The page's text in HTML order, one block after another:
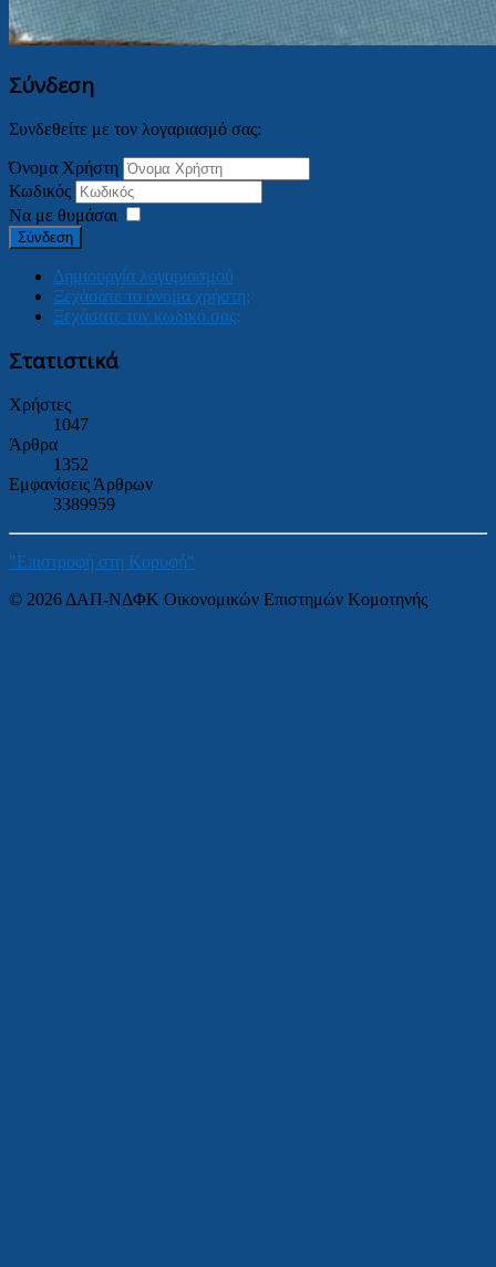
Σύνδεση
Συνδεθείτε με τον λογαριασμό σας:
Όνομα Χρήστη
Κωδικός
Να με θυμάσαι
Σύνδεση
Δημιουργία λογαριασμού
Ξεχάσατε το όνομα χρήστη;
Ξεχάσατε τον κωδικό σας;
Στατιστικά
Χρήστες
1047
Άρθρα
1352
Εμφανίσεις Άρθρων
3389959
"Επιστροφή στη Κορυφή"
© 2026 ΔΑΠ-ΝΔΦΚ Οικονομικών Επιστημών Κομοτηνής